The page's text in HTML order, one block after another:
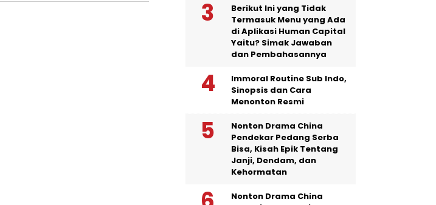
Berikut Ini yang Tidak
Termasuk Menu yang Ada
di Aplikasi Human Capital
Yaitu? Simak Jawaban
dan Pembahasannya
Immoral Routine Sub Indo,
Sinopsis dan Cara
Menonton Resmi
Nonton Drama China
Pendekar Pedang Serba
Bisa, Kisah Epik Tentang
Janji, Dendam, dan
Kehormatan
Nonton Drama China